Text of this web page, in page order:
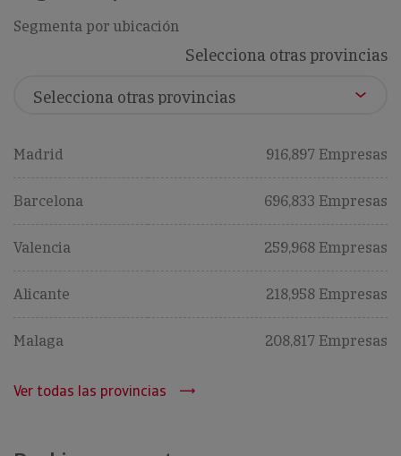
Segmenta por ubicación
Selecciona otras provincias
Madrid 916,897 Empresas
Barcelona 696,833 Empresas
Valencia 259,968 Empresas
Alicante 218,958 Empresas
Malaga 208,817 Empresas
Ver todas las provincias